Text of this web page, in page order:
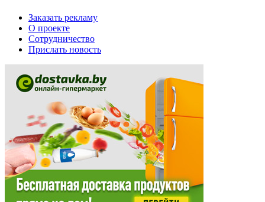
Заказать рекламу
О проекте
Сотрудничество
Прислать новость